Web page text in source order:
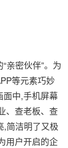
密伙伴”。为
等元素巧妙
中,手机屏幕
、查老板、查
,简洁明了又极
用户开启的企